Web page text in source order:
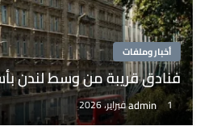
أخبار وملفات
فنادق قريبة من وسط لندن
admin 1 فبراير، 2026